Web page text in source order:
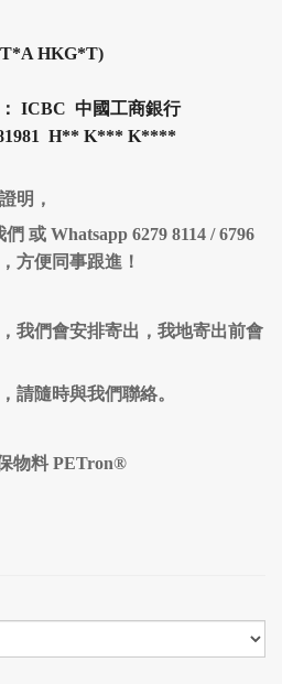
HKG*T)
ICBC 中國工商銀行
H** K*** K****
明，
或 Whatsapp 6279 8114 / 6796
方便同事跟進！
我們會安排寄出，我地寄出前會
請隨時與我們聯絡。
物料 PETron®